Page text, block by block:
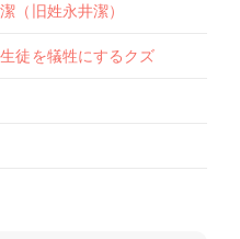
（旧姓永井潔）
徒を犠牲にするクズ